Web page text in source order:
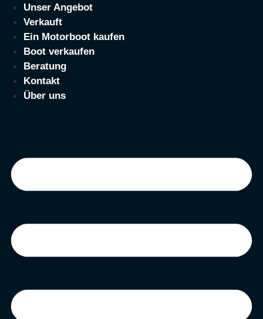
Zum
Inhalt
springen
Unser Angebot
Verkauft
Ein Motorboot kaufen
Boot verkaufen
Beratung
Kontakt
Über uns